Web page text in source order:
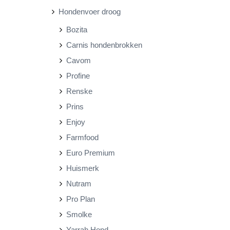
Hondenvoer droog
Bozita
Carnis hondenbrokken
Cavom
Profine
Renske
Prins
Enjoy
Farmfood
Euro Premium
Huismerk
Nutram
Pro Plan
Smolke